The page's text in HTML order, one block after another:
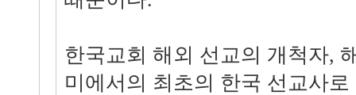
한국교회 해외 선교의 개척자,
미에서의 최초의 한국 선교사